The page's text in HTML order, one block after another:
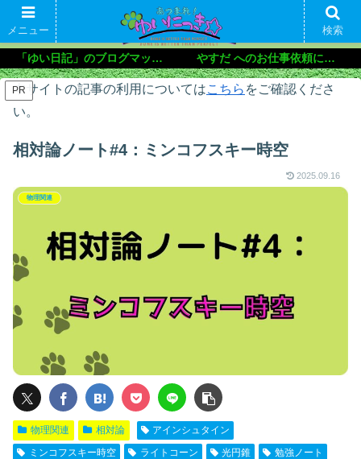
「ゆい日記」のブログマップ🌝 やすだ へのお仕事依頼について
PR
本サイトの記事の利用についてはこちら をご確認くださ
い。
相対論ノート#4：ミンコフスキー時空
2025.09.16
物理関連
物理関連 相対論
アインシュタイン
ミンコフスキー時空
ライトコーン 光円錐
勉強ノート
メニュー 検索